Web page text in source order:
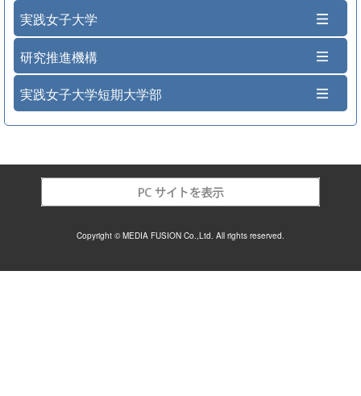
実践女子大学
研究推進機構
実践女子大学短期大学部
Copyright © MEDIA FUSION Co.,Ltd. All rights reserved.